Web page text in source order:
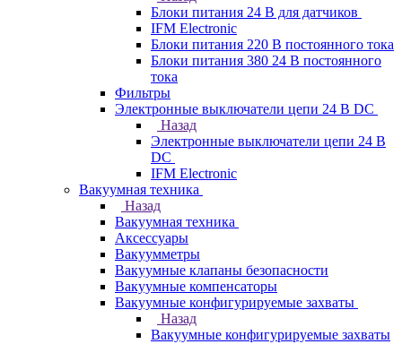
Блоки питания 24 В для датчиков
IFM Electronic
Блоки питания 220 В постоянного тока
Блоки питания 380 24 В постоянного
тока
Фильтры
Электронные выключатели цепи 24 В DC
Назад
Электронные выключатели цепи 24 В
DC
IFM Electronic
Вакуумная техника
Назад
Вакуумная техника
Аксессуары
Вакуумметры
Вакуумные клапаны безопасности
Вакуумные компенсаторы
Вакуумные конфигурируемые захваты
Назад
Вакуумные конфигурируемые захваты